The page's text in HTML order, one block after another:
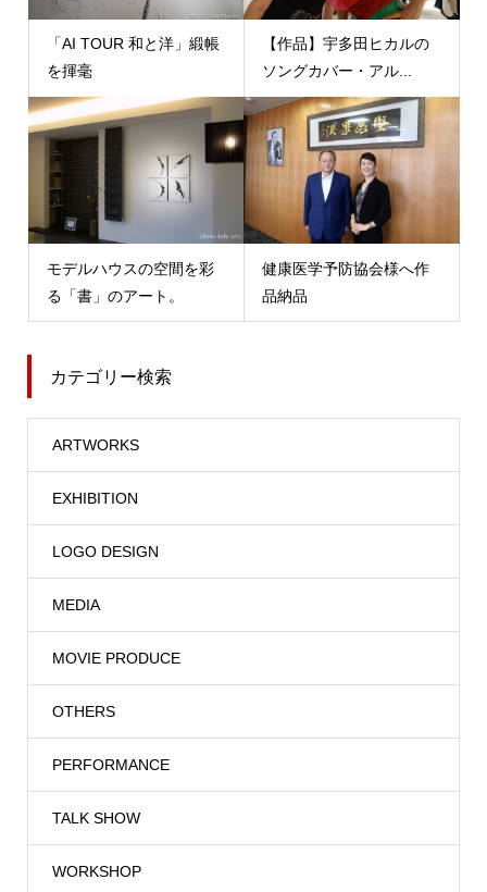
「AI TOUR 和と洋」緞帳
を揮毫
【作品】宇多田ヒカルの
ソングカバー・アル...
モデルハウスの空間を彩
る「書」のアート。
健康医学予防協会様へ作
品納品
カテゴリー検索
ARTWORKS
EXHIBITION
LOGO DESIGN
MEDIA
MOVIE PRODUCE
OTHERS
PERFORMANCE
TALK SHOW
WORKSHOP